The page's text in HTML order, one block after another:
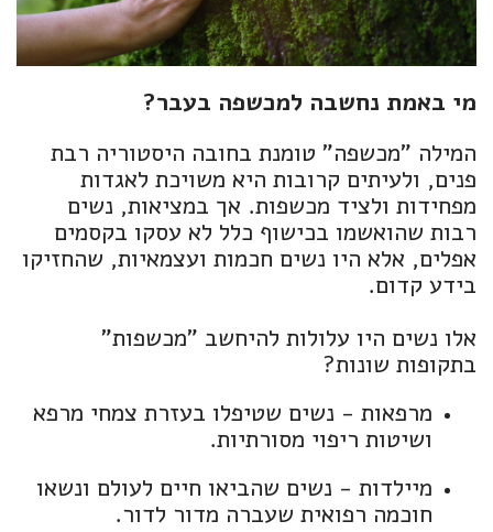
מי באמת נחשבה למכשפה בעבר?
המילה "מכשפה" טומנת בחובה היסטוריה רבת
פנים, ולעיתים קרובות היא משויכת לאגדות
מפחידות ולציד מכשפות. אך במציאות, נשים
רבות שהואשמו בכישוף כלל לא עסקו בקסמים
אפלים, אלא היו נשים חכמות ועצמאיות, שהחזיקו
בידע קדום.
אלו נשים היו עלולות להיחשב "מכשפות"
בתקופות שונות?
מרפאות - נשים שטיפלו בעזרת צמחי מרפא
ושיטות ריפוי מסורתיות.
מיילדות - נשים שהביאו חיים לעולם ונשאו
חוכמה רפואית שעברה מדור לדור.